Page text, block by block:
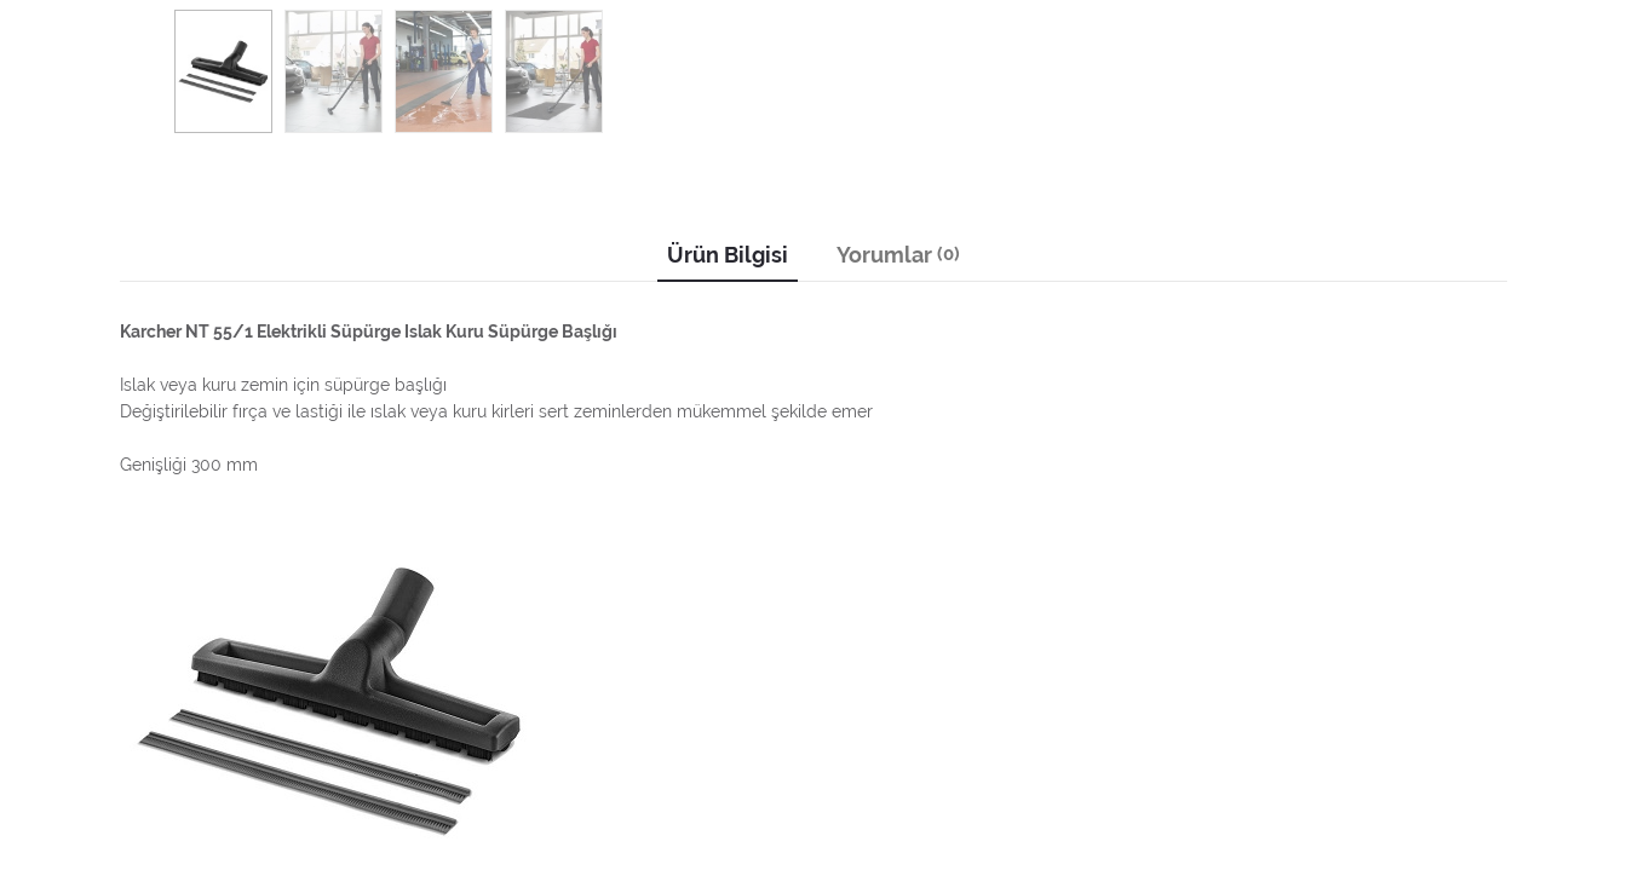
Ürün Bilgisi Yorumlar (0)
Karcher NT 55/1 Elektrikli Süpürge Islak Kuru Süpürge Başlığı
Islak veya kuru zemin için süpürge başlığı
Değiştirilebilir fırça ve lastiği ile ıslak veya kuru kirleri sert zeminlerden mükemmel şekilde emer
Genişliği 300 mm